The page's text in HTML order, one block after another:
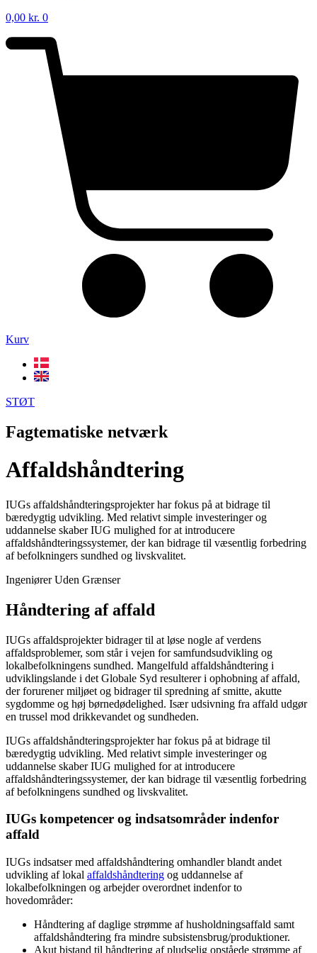
0,00 kr. 0
Kurv
STØT
Fagtematiske netværk
Affaldshåndtering
IUGs affaldshåndteringsprojekter har fokus på at bidrage til
bæredygtig udvikling. Med relativt simple investeringer og
uddannelse skaber IUG mulighed for at introducere
affaldshåndteringssystemer, der kan bidrage til væsentlig forbedring
af befolkningers sundhed og livskvalitet.
Ingeniører Uden Grænser
Håndtering af affald
IUGs affaldsprojekter bidrager til at løse nogle af verdens
affaldsproblemer, som står i vejen for samfundsudvikling og
lokalbefolkningens sundhed. Mangelfuld affaldshåndtering i
udviklingslande i det Globale Syd resulterer i ophobning af affald,
der forurener miljøet og bidrager til spredning af smitte, akutte
sygdomme og høj børnedødelighed. Især udsivning fra affald udgør
en trussel mod drikkevandet og sundheden.
IUGs affaldshåndteringsprojekter har fokus på at bidrage til
bæredygtig udvikling. Med relativt simple investeringer og
uddannelse skaber IUG mulighed for at introducere
affaldshåndteringssystemer, der kan bidrage til væsentlig forbedring
af befolkningens sundhed og livskvalitet.
IUGs kompetencer og indsatsområder indenfor
affald
IUGs indsatser med affaldshåndtering omhandler blandt andet
udvikling af lokal affaldshåndtering og uddannelse af
lokalbefolkningen og arbejder overordnet indenfor to
hovedområder:
Håndtering af daglige strømme af husholdningsaffald samt
affaldshåndtering fra mindre subsistensbrug/produktioner.
Akut bistand til håndtering af pludselig opståede strømme af